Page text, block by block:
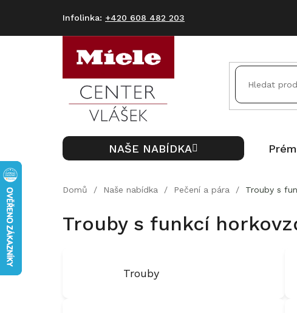
+420 608 482 203
NAŠE NABÍDKA
Domů / Naše nabídka / Pečení a pára / Trouby s
Trouby s funkcí
Trouby